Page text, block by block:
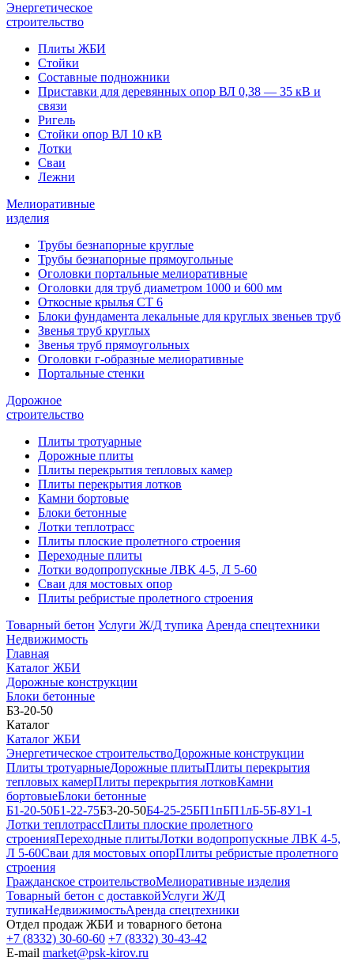
Энергетическое
строительство
Плиты ЖБИ
Стойки
Составные подножники
Приставки для деревянных опор ВЛ 0,38 — 35 кВ и
связи
Ригель
Стойки опор ВЛ 10 кВ
Лотки
Сваи
Лежни
Мелиоративные
изделия
Трубы безнапорные круглые
Трубы безнапорные прямоугольные
Оголовки портальные мелиоративные
Оголовки для труб диаметром 1000 и 600 мм
Откосные крылья СТ 6
Блоки фундамента лекальные для круглых звеньев труб
Звенья труб круглых
Звенья труб прямоугольных
Оголовки г-образные мелиоративные
Портальные стенки
Дорожное
строительство
Плиты тротуарные
Дорожные плиты
Плиты перекрытия тепловых камер
Плиты перекрытия лотков
Камни бортовые
Блоки бетонные
Лотки теплотрасс
Плиты плоские пролетного строения
Переходные плиты
Лотки водопропускные ЛВК 4-5, Л 5-60
Сваи для мостовых опор
Плиты ребристые пролетного строения
Товарный бетон Услуги Ж/Д тупика Аренда спецтехники
Недвижимость
Главная
Каталог ЖБИ
Дорожные конструкции
Блоки бетонные
Б3-20-50
Каталог
Каталог ЖБИ
Энергетическое строительствоДорожные конструкции
Плиты тротуарныеДорожные плитыПлиты перекрытия
тепловых камерПлиты перекрытия лотковКамни
бортовыеБлоки бетонные
Б1-20-50Б1-22-75Б3-20-50Б4-25-25БП1пБП1лБ-5Б-8У1-1
Лотки теплотрассПлиты плоские пролетного
строенияПереходные плитыЛотки водопропускные ЛВК 4-5,
Л 5-60Сваи для мостовых опорПлиты ребристые пролетного
строения
Гражданское строительствоМелиоративные изделия
Товарный бетон с доставкойУслуги Ж/Д
тупикаНедвижимостьАренда спецтехники
Отдел продаж ЖБИ и товарного бетона
+7 (8332) 30-60-60 +7 (8332) 30-43-42
E-mail market@psk-kirov.ru